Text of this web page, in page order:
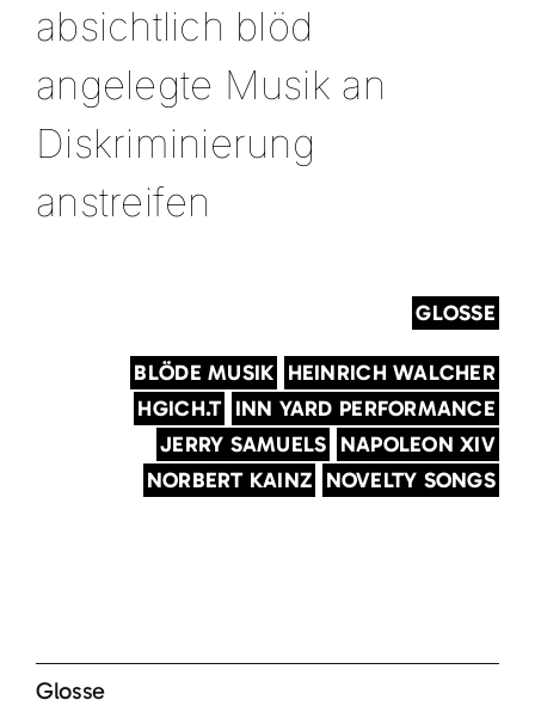
absichtlich blöd
angelegte Musik an
Diskriminierung
anstreifen
GLOSSE
BLÖDE MUSIK HEINRICH WALCHER
HGICH.T INN YARD PERFORMANCE
JERRY SAMUELS NAPOLEON XIV
NORBERT KAINZ NOVELTY SONGS
Glosse